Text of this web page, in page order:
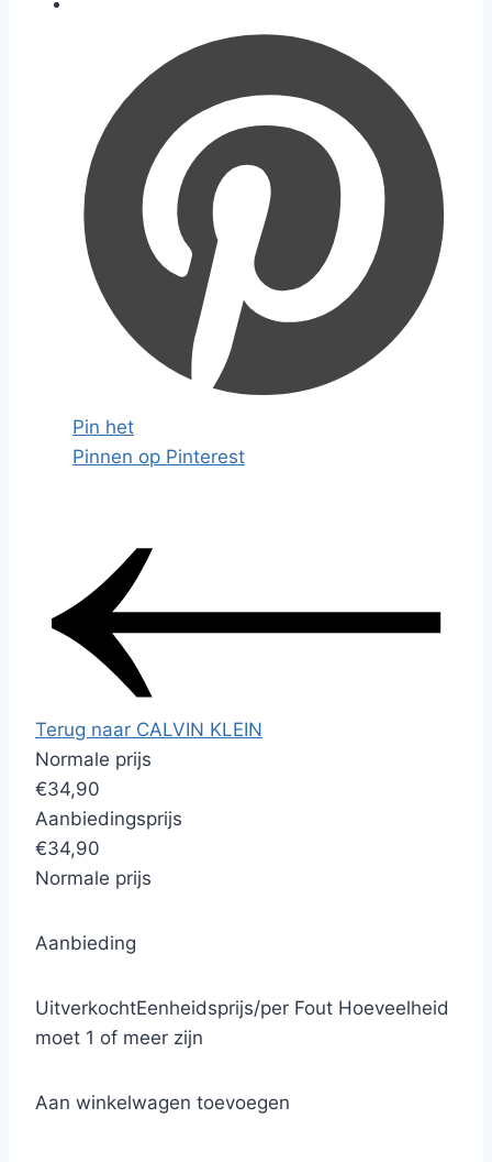
Pin het
Pinnen op Pinterest
Terug naar CALVIN KLEIN
Normale prijs
€34,90
Aanbiedingsprijs
€34,90
Normale prijs
Aanbieding
UitverkochtEenheidsprijs/per Fout Hoeveelheid
moet 1 of meer zijn
Aan winkelwagen toevoegen